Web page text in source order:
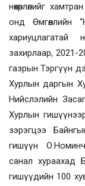
нөхөрлөлийг
онд Өмгөөллийн
хариуцлагатай
захирлаар,
газрын Тэргүүн
Хурлын даргын
Нийслэлийн
Хурлын
зэрэгцээ
гишүүн
санал хураахад
гишүүдийн 100